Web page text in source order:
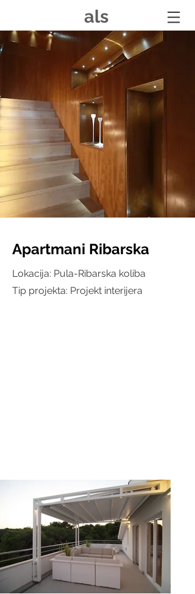
als
Apartmani Ribarska
Lokacija: Pula-Ribarska koliba
Tip projekta: Projekt interijera